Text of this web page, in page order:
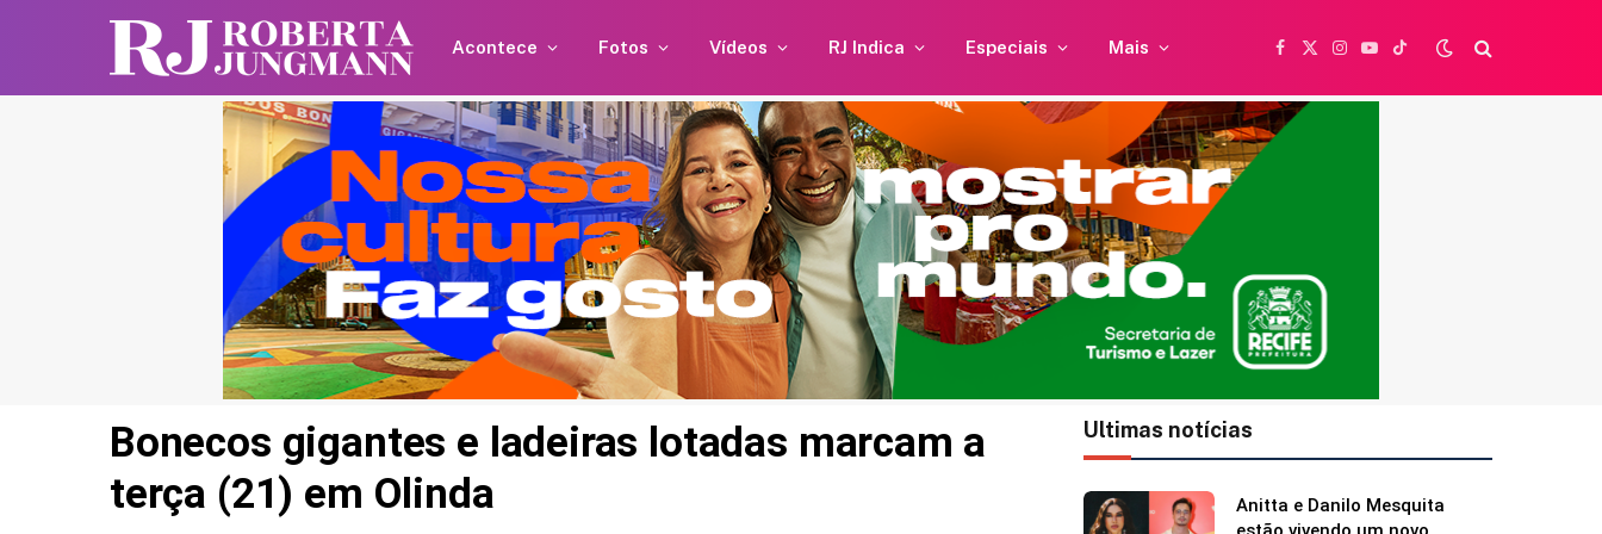
Acontece Fotos Vídeos RJ Indica Especiais Mais
Facebook
X
Instagram
YouTubeTikTok
Bonecos gigantes e ladeiras lotadas marcam a
terça (21) em Olinda
Ultimas notícias
Britânica de 97 anos quebra
Caetano Veloso completa 84